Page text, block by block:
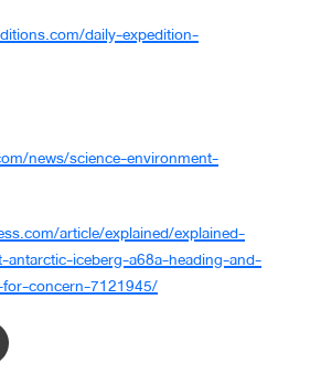
daily-expedition-
news/science-environment-
article/explained/explained-
iceberg-a68a-heading-and-
concern-7121945/